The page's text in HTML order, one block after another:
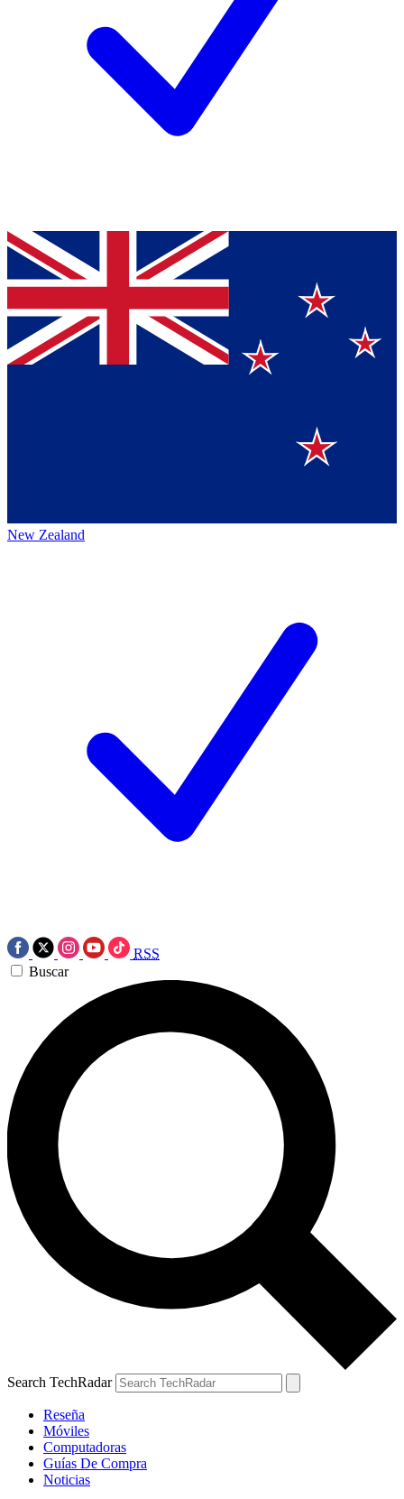
New Zealand
RSS
Buscar
Search TechRadar
Reseña
Móviles
Computadoras
Guías De Compra
Noticias